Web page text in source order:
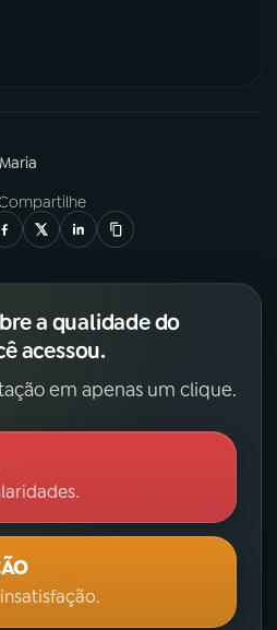
a qualidade do
acessou.
em apenas um clique.